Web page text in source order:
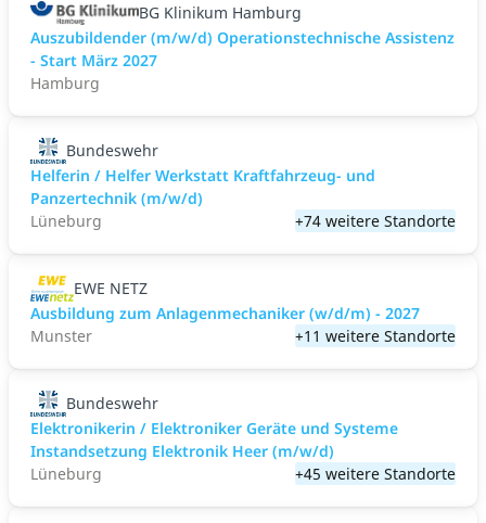
BG Klinikum Hamburg
Auszubildender (m/w/d) Operationstechnische Assistenz
- Start März 2027
Hamburg
Bundeswehr
Helferin / Helfer Werkstatt Kraftfahrzeug- und
Panzertechnik (m/w/d)
Lüneburg
+74 weitere Standorte
EWE NETZ
Ausbildung zum Anlagenmechaniker (w/d/m) - 2027
Munster
+11 weitere Standorte
Bundeswehr
Elektronikerin / Elektroniker Geräte und Systeme
Instandsetzung Elektronik Heer (m/w/d)
Lüneburg
+45 weitere Standorte